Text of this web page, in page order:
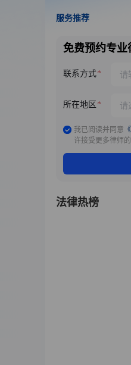
服务推荐
免费预约专业
联系方式
所在地区
我已阅读并同意
许接受更多律师
法律热榜